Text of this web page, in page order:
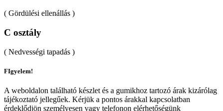
( Gördülési ellenállás )
C osztály
( Nedvességi tapadás )
FIgyelem!
A weboldalon található készlet és a gumikhoz tartozó árak kizárólag
tájékoztató jellegűek. Kérjük a pontos árakkal kapcsolatban
érdeklődjön személyesen vagy telefonon elérhetőségünk